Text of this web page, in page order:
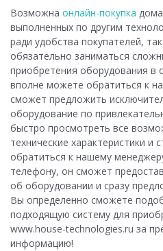
Возможна онлайн-покупка
выполненных по другим
ради удобства покупателей,
обязательно заниматься
приобретения оборудования в
вполне можете обратиться к
сможет предложить
оборудование по
быстро просмотреть все
технические характеристики
обратиться к нашему
телефону, он сможет
об оборудовании и сразу
Вы определенно сможете
подходящую систему для
www.house-technologies.ru за
информацию!